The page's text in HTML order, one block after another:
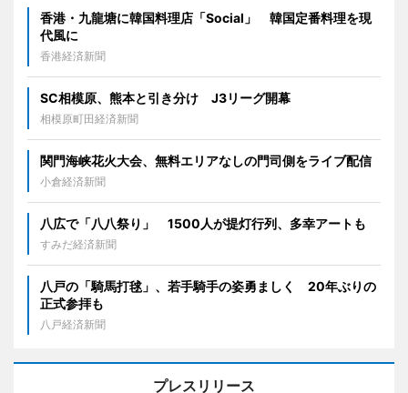
香港・九龍塘に韓国料理店「Social」 韓国定番料理を現
代風に
香港経済新聞
SC相模原、熊本と引き分け J3リーグ開幕
相模原町田経済新聞
関門海峡花火大会、無料エリアなしの門司側をライブ配信
小倉経済新聞
八広で「八八祭り」 1500人が提灯行列、多幸アートも
すみだ経済新聞
八戸の「騎馬打毬」、若手騎手の姿勇ましく 20年ぶりの
正式参拝も
八戸経済新聞
プレスリリース